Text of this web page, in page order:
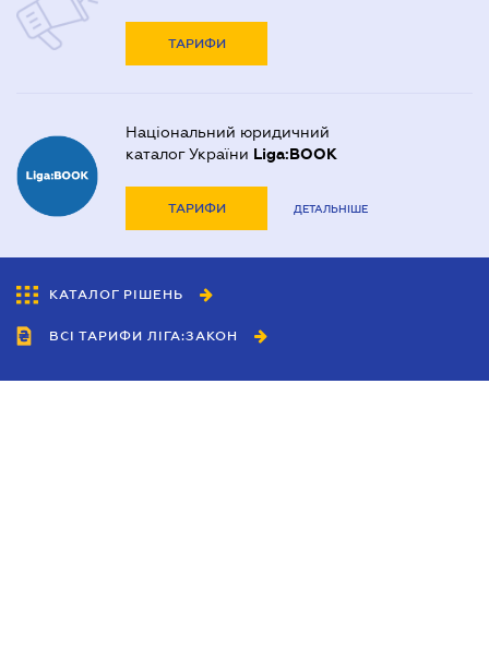
ТАРИФИ
Національний юридичний
каталог України Liga:BOOK
ТАРИФИ ДЕТАЛЬНІШЕ
КАТАЛОГ РІШЕНЬ
ВСІ ТАРИФИ ЛІГА:ЗАКОН